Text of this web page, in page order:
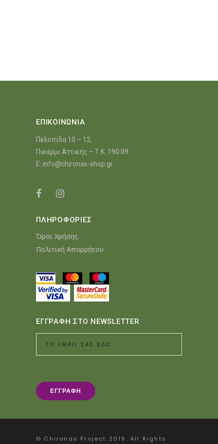
ΕΠΙΚΟΙΝΩΝΙΑ
Πελοπίδα 10 – 12,
Πικέρμι Αττικής – Τ.Κ. 190 09
E: info@chironas-shop.gr
ΠΛΗΡΟΦΟΡΙΕΣ
Όροι Χρήσης
Πολιτική Απορρήτου
ΕΓΓΡΑΦΗ ΣΤΟ NEWSLETTER
© Chironas Project 2019. All Rights